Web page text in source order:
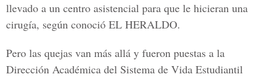
llevado a un centro asistencial para que le hicieran una
cirugía, según conoció EL HERALDO.
Pero las quejas van más allá y fueron puestas a la
Dirección Académica del Sistema de Vida Estudiantil